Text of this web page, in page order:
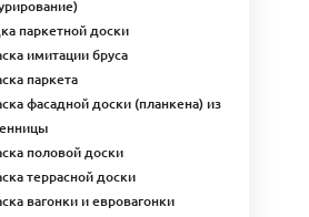
паркетной доски
имитации бруса
паркета
фасадной доски (планкена) из
половой доски
террасной доски
вагонки и евровагонки